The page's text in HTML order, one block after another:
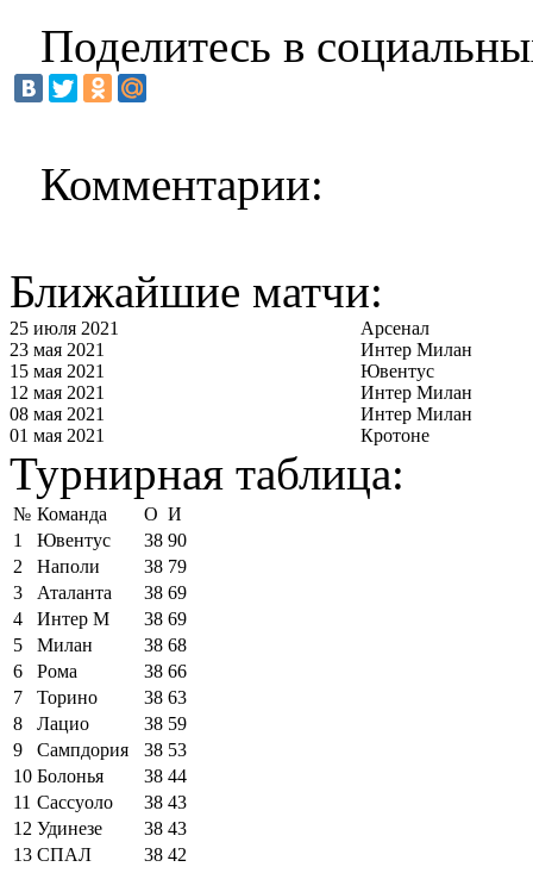
Поделитесь в
Комментарии:
Ближайшие матчи:
25 июля 2021
Арсенал
23 мая 2021
Интер Милан
15 мая 2021
Ювентус
12 мая 2021
Интер Милан
08 мая 2021
Интер Милан
01 мая 2021
Кротоне
Турнирная таблица:
№ Команда О И
1
Ювентус 38 90
2
Наполи 38 79
3
Аталанта 38 69
4
Интер М 38 69
5
Милан 38 68
6
Рома 38 66
7
Торино 38 63
8
Лацио 38 59
9
Сампдория 38 53
10 Болонья 38 44
11 Сассуоло 38 43
12 Удинезе 38 43
13 СПАЛ 38 42